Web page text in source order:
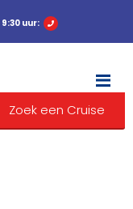
9:30 uur:
Zoek een Cruise